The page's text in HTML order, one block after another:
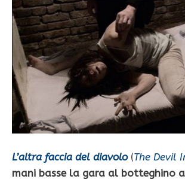
L’altra faccia del diavolo(The Devil
mani basse la gara al botteghino